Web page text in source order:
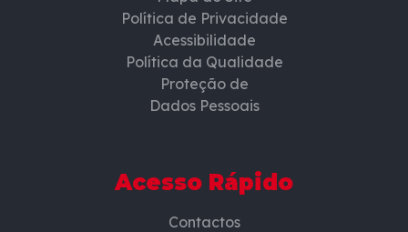
Política de Privacidade
Acessibilidade
Política da Qualidade
Proteção de
Dados Pessoais
Acesso Rápido
Contactos